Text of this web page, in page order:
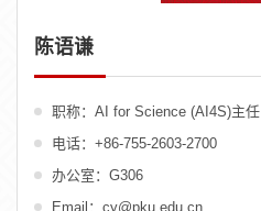
陈语谦
职称：AI for Science (AI4S)主任
电话：+86-755-2603-2700
办公室：G306
Email：cy@pku.edu.cn